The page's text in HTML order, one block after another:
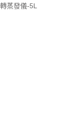
蒸發儀-5L